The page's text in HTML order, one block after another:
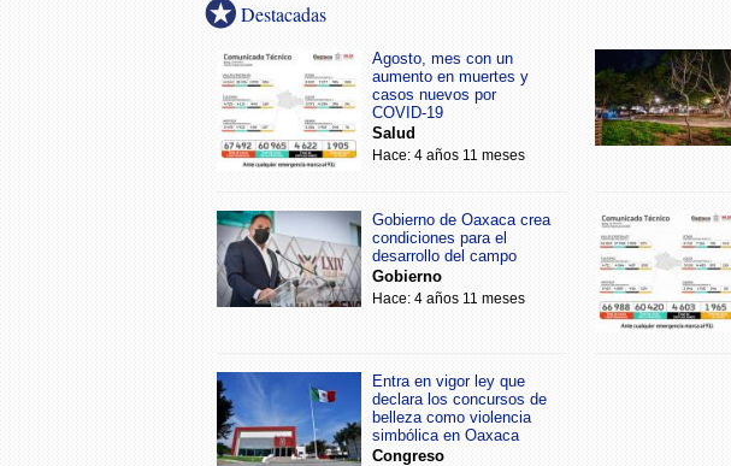
Destacadas
Agosto, mes con un
aumento en muertes y
casos nuevos por
COVID-19
Salud
Hace: 4 años 11 meses
Gobierno de Oaxaca crea
condiciones para el
desarrollo del campo
Gobierno
Hace: 4 años 11 meses
Entra en vigor ley que
declara los concursos de
belleza como violencia
simbólica en Oaxaca
Congreso